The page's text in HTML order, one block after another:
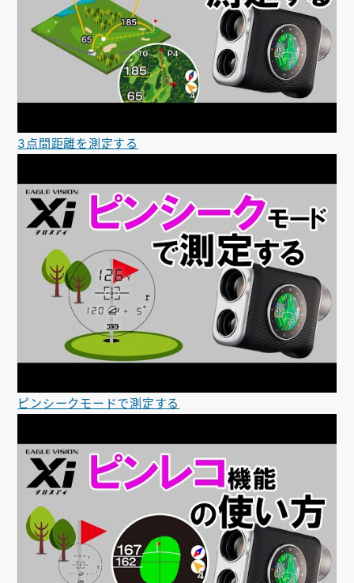
3点間距離を測定する
ピンシークモードで測定する